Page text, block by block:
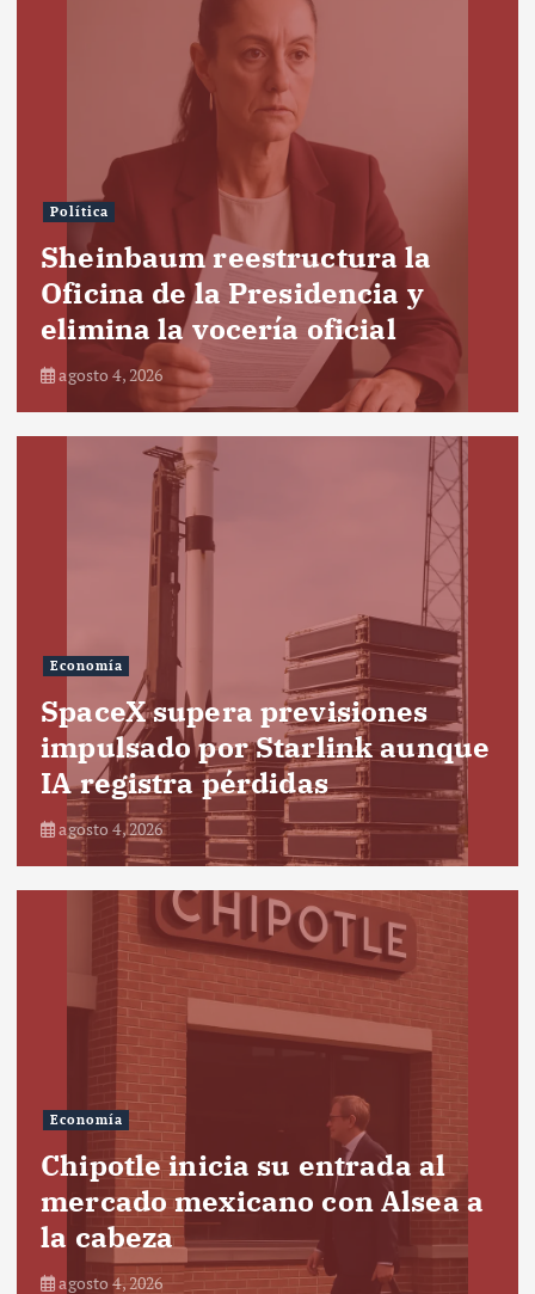
Política
Sheinbaum reestructura la
Oficina de la Presidencia y
elimina la vocería oficial
agosto 4, 2026
Economía
SpaceX supera previsiones
impulsado por Starlink aunque
IA registra pérdidas
agosto 4, 2026
Economía
Chipotle inicia su entrada al
mercado mexicano con Alsea a
la cabeza
agosto 4, 2026